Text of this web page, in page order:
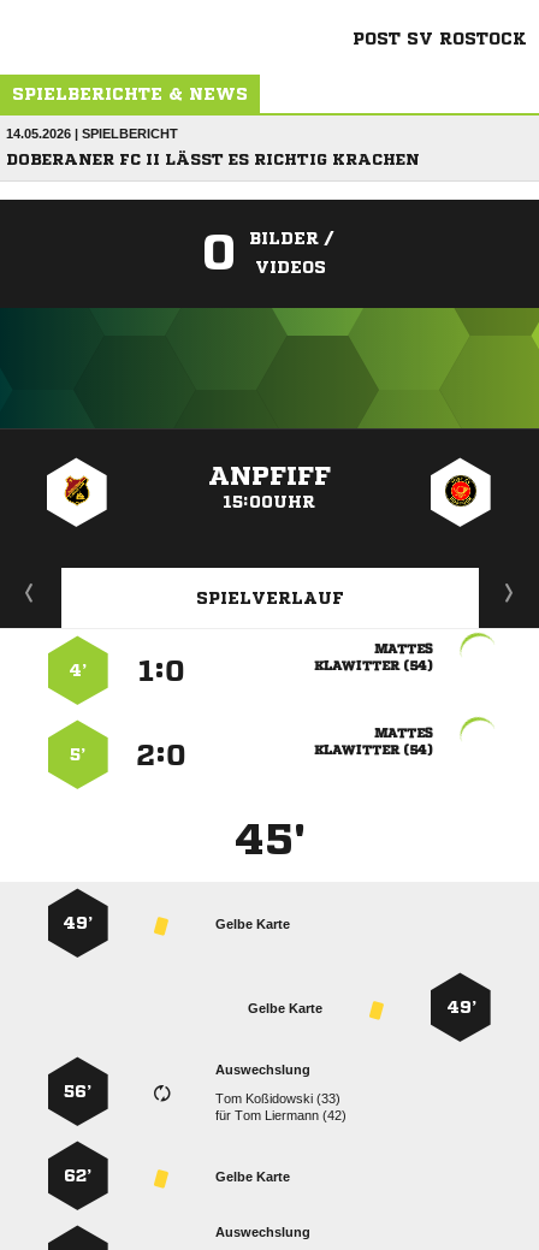
POST SV ROSTOCK
SPIELBERICHTE & NEWS
14.05.2026 | SPIELBERICHT
DOBERANER FC II LÄSST ES RICHTIG KRACHEN
0
BILDER /
VIDEOS
ANPFIFF
15:00UHR
SPIELVERLAUF

 
:
4’

 
:
5’
45'
Gelbe Karte
49’
49’
Gelbe Karte
Auswechslung
  
für  
56’
Gelbe Karte
62’
Auswechslung